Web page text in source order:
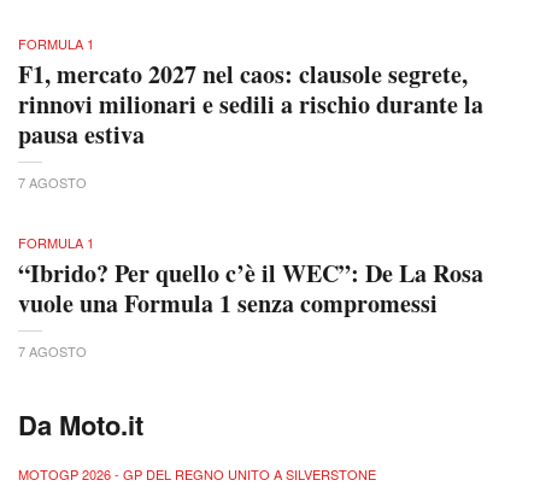
FORMULA 1
F1, mercato 2027 nel caos: clausole segrete,
rinnovi milionari e sedili a rischio durante la
pausa estiva
7 AGOSTO
FORMULA 1
“Ibrido? Per quello c’è il WEC”: De La Rosa
vuole una Formula 1 senza compromessi
7 AGOSTO
Da Moto.it
MOTOGP 2026 - GP DEL REGNO UNITO A SILVERSTONE